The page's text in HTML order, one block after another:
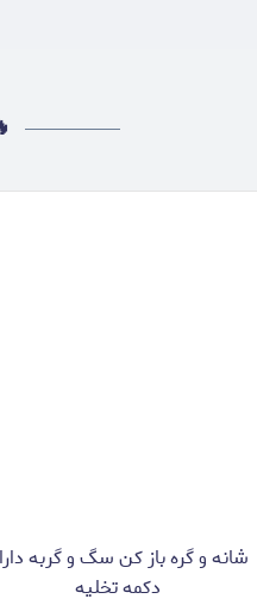
شانه و گره باز کن سگ و گربه
دکمه تخلیه